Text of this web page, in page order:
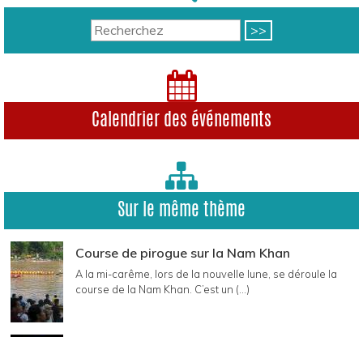
Calendrier des événements
Sur le même thème
Course de pirogue sur la Nam Khan
A la mi-carême, lors de la nouvelle lune, se déroule la
course de la Nam Khan. C’est un (...)